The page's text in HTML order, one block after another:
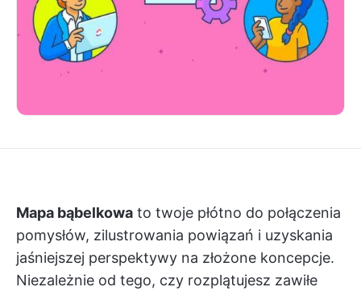
Mapa bąbelkowa to twoje płótno do połączenia
pomysłów, zilustrowania powiązań i uzyskania
jaśniejszej perspektywy na złożone koncepcje.
Niezależnie od tego, czy rozplątujesz zawiłe